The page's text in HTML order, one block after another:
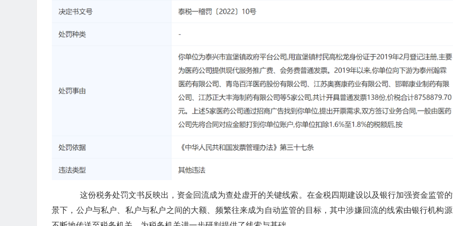
这份税务处罚文书反映出，资金回流成为查处虚开的关键线索。在金税四期建设以及银行加强资金监管
景下，公户与私户、私户与私户之间的大额、频繁往来成为自动监管的目标，其中涉嫌回流的线索由银行机构